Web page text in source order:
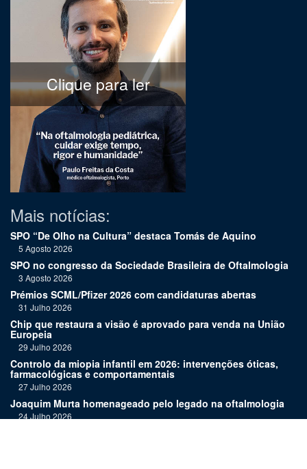
Clique para ler
Mais notícias:
SPO “De Olho na Cultura” destaca Tomás de Aquino
5 Agosto 2026
SPO no congresso da Sociedade Brasileira de Oftalmologia
3 Agosto 2026
Prémios SCML/Pfizer 2026 com candidaturas abertas
31 Julho 2026
Chip que restaura a visão é aprovado para venda na União
Europeia
29 Julho 2026
Controlo da miopia infantil em 2026: intervenções óticas,
farmacológicas e comportamentais
27 Julho 2026
Joaquim Murta homenageado pelo legado na oftalmologia
24 Julho 2026